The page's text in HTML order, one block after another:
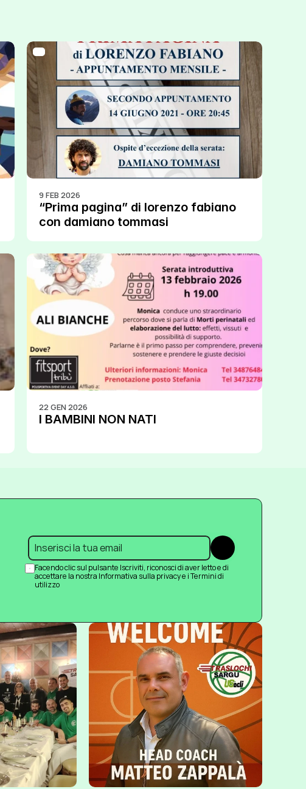
9 FEB 2026
“Prima pagina” di lorenzo fabiano
con damiano tommasi
22 GEN 2026
I BAMBINI NON NATI
Submit
Facendo clic sul pulsante Iscriviti, riconosci di aver letto e di
accettare la nostra Informativa sulla privacy e i Termini di
utilizzo